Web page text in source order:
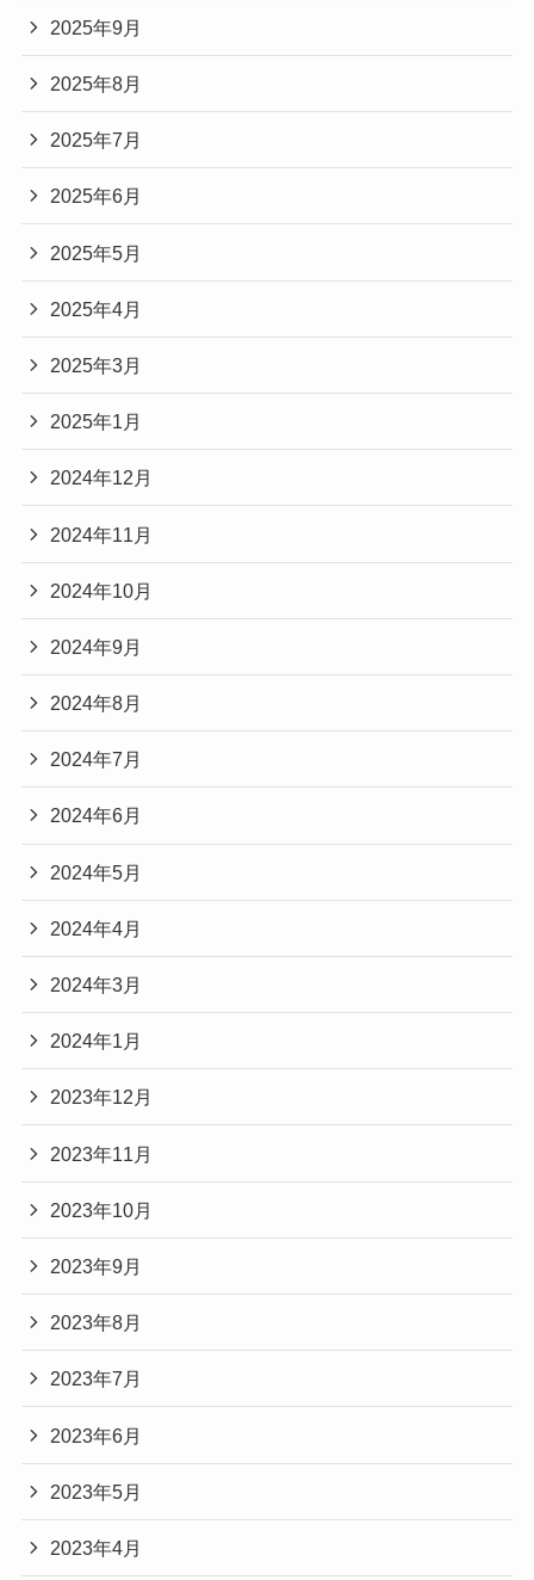
2025年9月
2025年8月
2025年7月
2025年6月
2025年5月
2025年4月
2025年3月
2025年1月
2024年12月
2024年11月
2024年10月
2024年9月
2024年8月
2024年7月
2024年6月
2024年5月
2024年4月
2024年3月
2024年1月
2023年12月
2023年11月
2023年10月
2023年9月
2023年8月
2023年7月
2023年6月
2023年5月
2023年4月